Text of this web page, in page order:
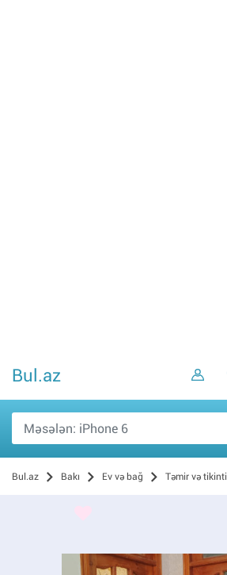
Bul.az
Bul.az Bakı Ev və bağ Təmir və tikinti